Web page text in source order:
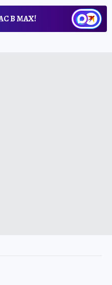
В МАХ!